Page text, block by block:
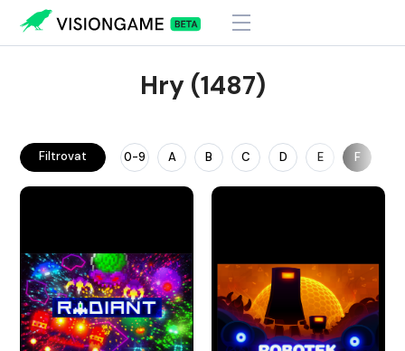
Hry (1487)
Filtrovat 0-9 A B C D E F